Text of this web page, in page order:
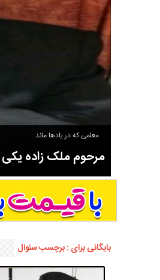
معلمی که در یادها ماند
مرحوم ملک زاده
سوادآموزی و عضو موسس مدرسه اورنگ
بایگانی برای : برچسب سئوال